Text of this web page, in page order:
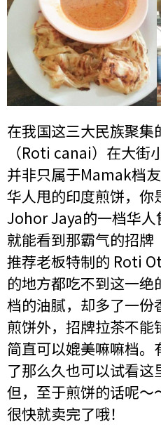
在我国这三大民族聚
（Roti canai）在大街
并非只属于Mamak档
华人甩的印度煎饼，你
Johor Jaya的一档华
就能看到那霸气的招
推荐老板特制的 Roti
的地方都吃不到这一
档的油腻，却多了一份
煎饼外，招牌拉茶不
简直可以媲美嘛嘛档
了那么久也可以试看这
但，至于煎饼的话呢～
很快就卖完了哦！